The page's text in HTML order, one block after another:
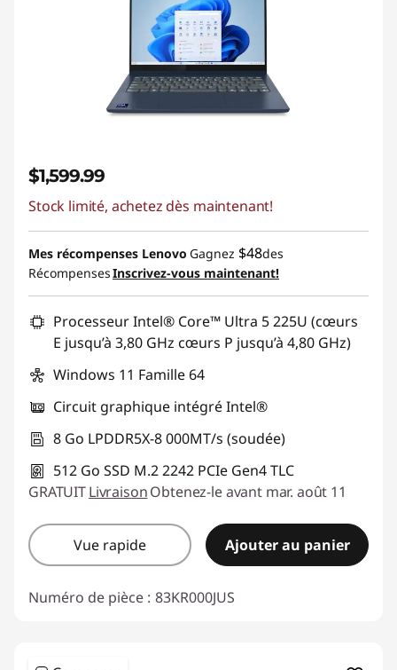
$1,599.99
Stock limité, achetez dès maintenant!
Mes récompenses Lenovo Gagnez $48des
RécompensesInscrivez-vous maintenant!
Processeur Intel® Core™ Ultra 5 225U (cœurs
E jusqu’à 3,80 GHz cœurs P jusqu’à 4,80 GHz)
Windows 11 Famille 64
Circuit graphique intégré Intel®
8 Go LPDDR5X-8 000MT/s (soudée)
512 Go SSD M.2 2242 PCIe Gen4 TLC
GRATUITLivraisonObtenez-le avant mar. août 11
Vue rapide Ajouter au panier
Numéro de pièce : 83KR000JUS